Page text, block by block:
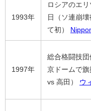
1993年
ロシアのエ
日（ソ連崩壊
て初）
1997年
総合格闘技
京ドームで
vs 高田） ウ